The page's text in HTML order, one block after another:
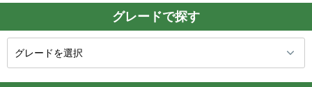
グレードで探す